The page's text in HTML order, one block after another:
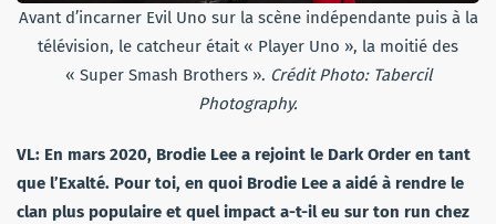
Avant d’incarner Evil Uno sur la scène indépendante puis à la
télévision, le catcheur était « Player Uno », la moitié des
« Super Smash Brothers ». Crédit Photo: Tabercil
Photography.
VL: En mars 2020, Brodie Lee a rejoint le Dark Order en tant
que l’Exalté. Pour toi, en quoi Brodie Lee a aidé à rendre le
clan plus populaire et quel impact a-t-il eu sur ton run chez